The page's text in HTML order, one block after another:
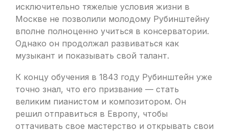
исключительно тяжелые условия жизни в
Москве не позволили молодому Рубинштейну
вполне полноценно учиться в консерватории.
Однако он продолжал развиваться как
музыкант и показывать свой талант.
К концу обучения в 1843 году Рубинштейн уже
точно знал, что его призвание — стать
великим пианистом и композитором. Он
решил отправиться в Европу, чтобы
оттачивать свое мастерство и открывать свои